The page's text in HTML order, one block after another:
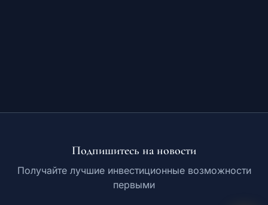
Подпишитесь на новости
Получайте лучшие инвестиционные возможности
первыми